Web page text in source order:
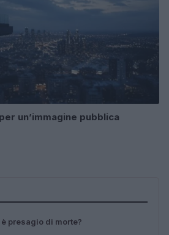
un’immagine pubblica
presagio di morte?